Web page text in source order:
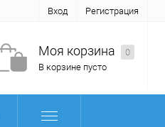
Вход Регистрация
Моя корзина
0
В корзине пусто